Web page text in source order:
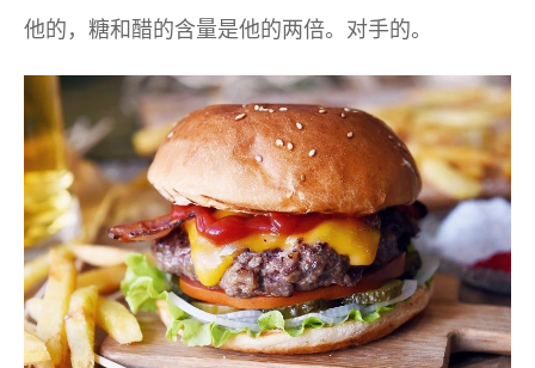
他的，糖和醋的含量是他的两倍。对手的。